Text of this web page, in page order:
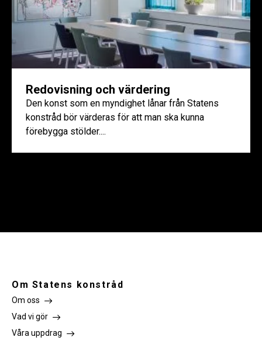
Redovisning och värdering
Den konst som en myndighet lånar från Statens
konstråd bör värderas för att man ska kunna
förebygga stölder....
Om Statens konstråd
Om oss
Vad vi gör
Våra uppdrag